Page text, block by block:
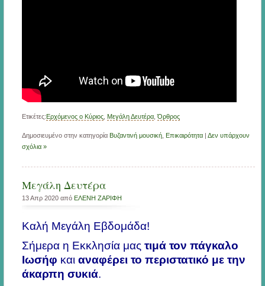
Ετικέτες: Ερχόμενος ο Κύριος, Μεγάλη Δευτέρα,Όρθρος
Δημοσιευμένο στην κατηγορία Βυζαντινή μουσική, Επικαιρότητα| Δεν υπάρχουν
σχόλια »
Μεγάλη Δευτέρα
13 Απρ 2020 από ΕΛΕΝΗ ΖΑΡΙΦΗ
Καλή Μεγάλη Εβδομάδα!
Σήμερα η Εκκλησία μας τιμά τον πάγκαλο
Ιωσήφ και αναφέρει το περιστατικό με την
άκαρπη συκιά.